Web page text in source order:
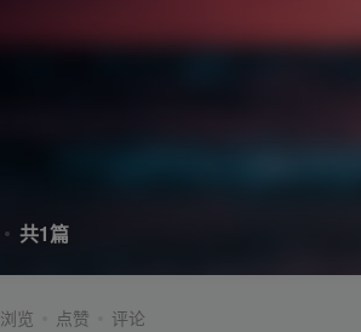
共1篇
浏览 点赞 评论